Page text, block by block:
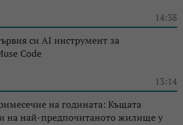
14:38
си AI инструмент за
Code
13:14
на годината: Къщата
на най-предпочитаното жилище у